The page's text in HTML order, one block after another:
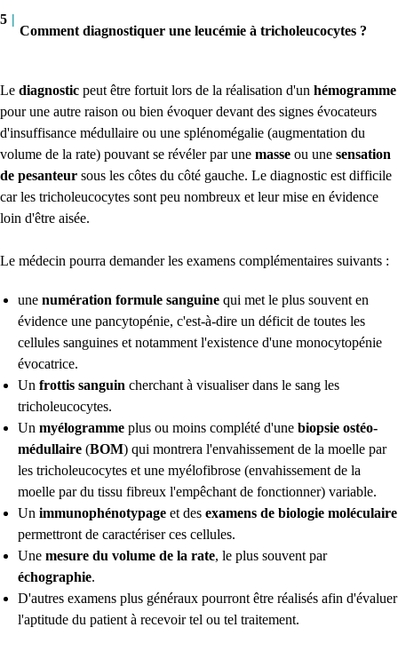
5 |
Comment diagnostiquer une leucémie à tricholeucocytes ?
Le diagnostic peut être fortuit lors de la réalisation d'un hémogramme
pour une autre raison ou bien évoquer devant des signes évocateurs
d'insuffisance médullaire ou une splénomégalie (augmentation du
volume de la rate) pouvant se révéler par une masse ou une sensation
de pesanteur sous les côtes du côté gauche. Le diagnostic est difficile
car les tricholeucocytes sont peu nombreux et leur mise en évidence
loin d'être aisée.
Le médecin pourra demander les examens complémentaires suivants :
une numération formule sanguine qui met le plus souvent en
évidence une pancytopénie, c'est-à-dire un déficit de toutes les
cellules sanguines et notamment l'existence d'une monocytopénie
évocatrice.
Un frottis sanguin cherchant à visualiser dans le sang les
tricholeucocytes.
Un myélogramme plus ou moins complété d'une biopsie ostéo-
médullaire (BOM) qui montrera l'envahissement de la moelle par
les tricholeucocytes et une myélofibrose (envahissement de la
moelle par du tissu fibreux l'empêchant de fonctionner) variable.
Un immunophénotypage et des examens de biologie moléculaire
permettront de caractériser ces cellules.
Une mesure du volume de la rate, le plus souvent par
échographie.
D'autres examens plus généraux pourront être réalisés afin d'évaluer
l'aptitude du patient à recevoir tel ou tel traitement.